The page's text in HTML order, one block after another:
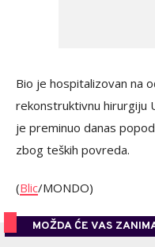
Bio je hospitalizovan na
rekonstruktivnu hirurgiju
je preminuo danas
zbog teških povreda.
(Blic/MONDO)
MOŽDA ĆE VAS